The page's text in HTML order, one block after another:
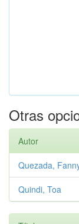
Otras
Autor
Quezada,
Quindi, Toa